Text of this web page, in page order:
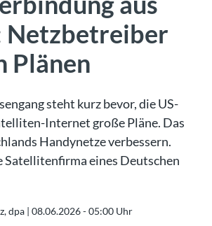
Plänen
steht kurz bevor, die US-
Internet große Pläne. Das
Handynetze verbessern.
Satellitenfirma eines Deutschen
dpa | 08.06.2026 - 05:00 Uhr